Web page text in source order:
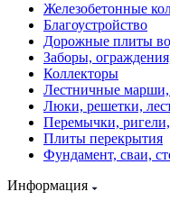
Железобетонные
Благоустройство
Дорожные плиты
Заборы,
Коллекторы
Лестничные
Люки, решетки,
Перемычки,
Плиты перекрытия
Фундамент, сваи,
Информация